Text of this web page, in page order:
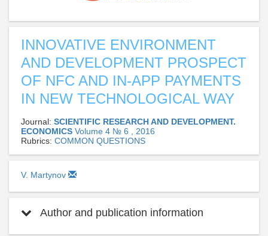
INNOVATIVE ENVIRONMENT
AND DEVELOPMENT PROSPECT
OF NFC AND IN-APP PAYMENTS
IN NEW TECHNOLOGICAL WAY
Journal: SCIENTIFIC RESEARCH AND DEVELOPMENT.
ECONOMICS Volume 4 № 6 , 2016
Rubrics: СOMMON QUESTIONS
V. Martynov
Author and publication information